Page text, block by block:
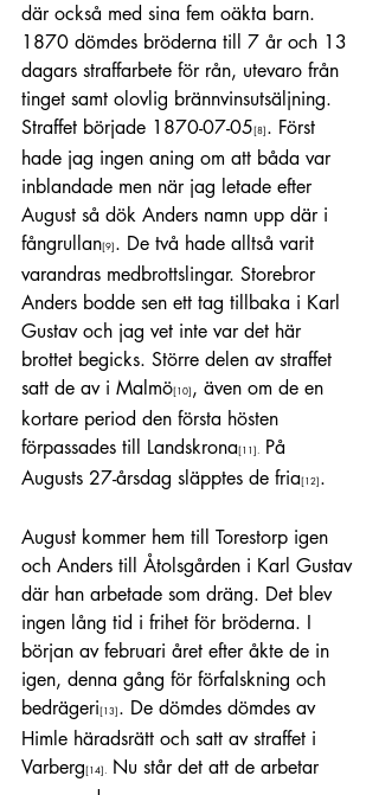
där också med sina fem oäkta barn.
1870 dömdes bröderna till 7 år och 13
dagars straffarbete för rån, utevaro från
tinget samt olovlig brännvinsutsäljning.
Straffet började 1870-07-05[8] . Först
hade jag ingen aning om att båda var
inblandade men när jag letade efter
August så dök Anders namn upp där i
fångrullan[9] . De två hade alltså varit
varandras medbrottslingar. Storebror
Anders bodde sen ett tag tillbaka i Karl
Gustav och jag vet inte var det här
brottet begicks. Större delen av straffet
satt de av i Malmö[10] , även om de en
kortare period den första hösten
förpassades till Landskrona[11]. På
Augusts 27-årsdag släpptes de fria[12] .
August kommer hem till Torestorp igen
och Anders till Åtolsgården i Karl Gustav
där han arbetade som dräng. Det blev
ingen lång tid i frihet för bröderna. I
början av februari året efter åkte de in
igen, denna gång för förfalskning och
bedrägeri[13] . De dömdes dömdes av
Himle häradsrätt och satt av straffet i
Varberg[14]. Nu står det att de arbetar